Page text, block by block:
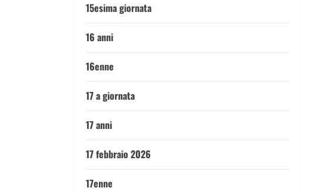
15esima giornata
16 anni
16enne
17 a giornata
17 anni
17 febbraio 2026
17enne